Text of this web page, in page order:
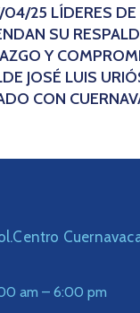
04/25 LÍDERES
SU
Y
JOSÉ LUIS
CON
am – 6:00 pm